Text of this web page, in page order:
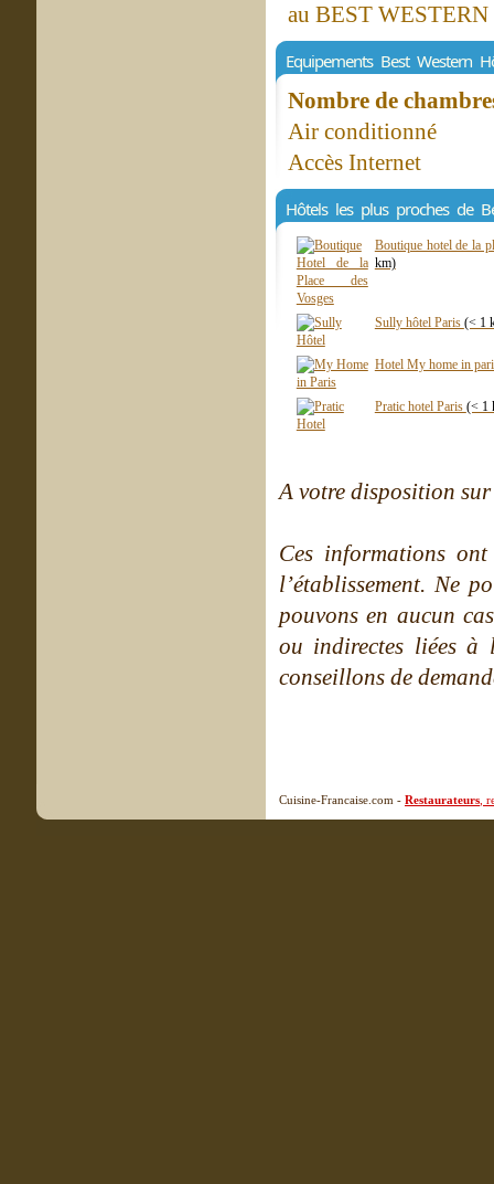
au BEST
Equipements Best Western
Nombre de
Air conditionné
Accès Internet
Hôtels les plus proches de
Boutique hotel de la
km)
Sully hôtel Paris (< 1
Hotel My home in
Pratic hotel Paris (< 1
A votre disposition
Ces informations
l’établissement. Ne
pouvons en aucun
ou indirectes liées à
conseillons de
Cuisine-Francaise.com - Restaurateurs ,